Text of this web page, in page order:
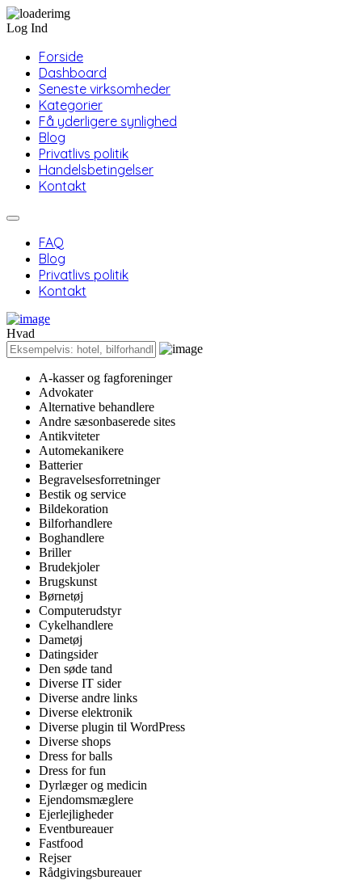
Log Ind
Forside
Dashboard
Seneste virksomheder
Kategorier
Få yderligere synlighed
Blog
Privatlivs politik
Handelsbetingelser
Kontakt
FAQ
Blog
Privatlivs politik
Kontakt
Hvad
A-kasser og fagforeninger
Advokater
Alternative behandlere
Andre sæsonbaserede sites
Antikviteter
Automekanikere
Batterier
Begravelsesforretninger
Bestik og service
Bildekoration
Bilforhandlere
Boghandlere
Briller
Brudekjoler
Brugskunst
Børnetøj
Computerudstyr
Cykelhandlere
Dametøj
Datingsider
Den søde tand
Diverse IT sider
Diverse andre links
Diverse elektronik
Diverse plugin til WordPress
Diverse shops
Dress for balls
Dress for fun
Dyrlæger og medicin
Ejendomsmæglere
Ejerlejligheder
Eventbureauer
Fastfood
Rejser
Rådgivingsbureauer